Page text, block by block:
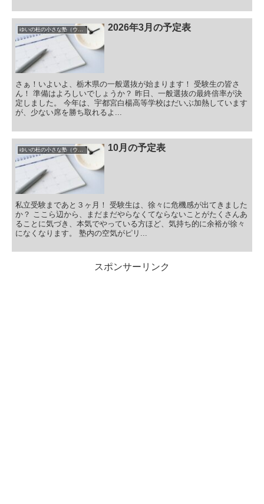
2026年3月の予定表
さぁ！いよいよ、栃木県の一般選抜が始まります！ 受験生の皆さ
ん！ 準備はよろしいでしょうか？ 昨日、一般選抜の最終倍率が決
定しました。 今年は、宇都宮白楊高等学校はだいぶ加熱しています
が、少ない席を勝ち取れるよ...
10月の予定表
私立受験まであと３ヶ月！ 受験生は、徐々に危機感が出てきました
か？ ここら辺から、まだまだやらなくてならないことがたくさんあ
ることに気づき、本気でやっている方ほど、気持ち的に余裕が徐々
になくなります。 塾内の空気がピリ...
スポンサーリンク